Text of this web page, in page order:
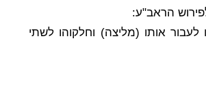
הראב"ע:
אותו (מליצה) וחלקוהו לשתי